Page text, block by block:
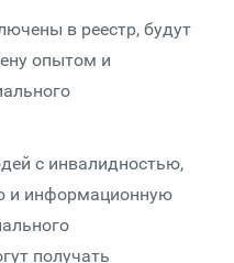
в реестр, будут
опытом и
с инвалидностью,
и информационную
получать